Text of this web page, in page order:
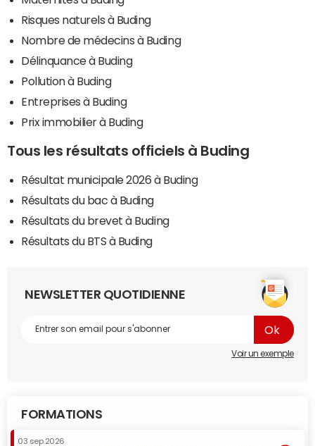
Risques naturels à Buding
Nombre de médecins à Buding
Délinquance à Buding
Pollution à Buding
Entreprises à Buding
Prix immobilier à Buding
Tous les résultats officiels à Buding
Résultat municipale 2026 à Buding
Résultats du bac à Buding
Résultats du brevet à Buding
Résultats du BTS à Buding
NEWSLETTER QUOTIDIENNE
Voir un exemple
FORMATIONS
03 sep 2026